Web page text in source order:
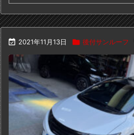
 2021年11月13日  後付サンルーフ